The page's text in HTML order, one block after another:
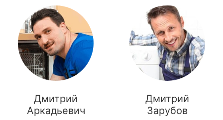
Дмитрий
Аркадьевич
Дмитрий
Зарубов